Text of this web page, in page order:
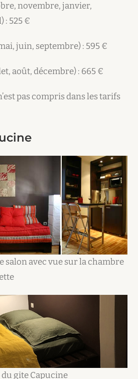
novembre, janvier,
: 525 €
juin, septembre) : 595 €
août, décembre) : 665 €
pas compris dans les tarifs
salon avec vue sur la chambre
gite Capucine